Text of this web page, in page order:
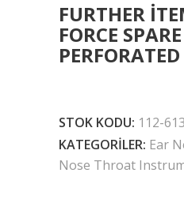
FURTHER
FORCE
PERFORATED
STOK KODU: 112-
KATEGORILER: Ear
Nose Throat